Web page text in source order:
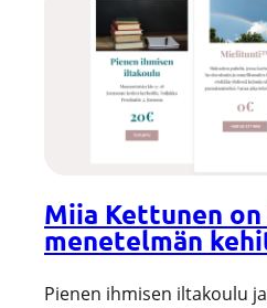
Miia Kettunen
menetelmän
Pienen ihmisen iltakoulu